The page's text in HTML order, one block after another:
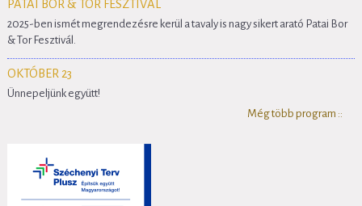
PATAI BOR & TOR FESZTIVÁL
2025-ben ismét megrendezésre kerül a tavaly is nagy sikert arató Patai Bor
& Tor Fesztivál.
OKTÓBER 23
Ünnepeljünk együtt!
Még több program ::